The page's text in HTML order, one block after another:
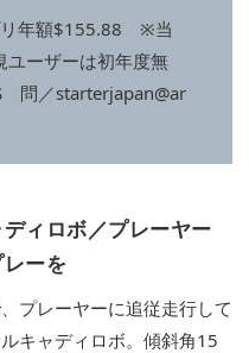
リ年額$155.88 ※当
ーザーは初年度無
問／starterjapan@ar
ィロボ／プレーヤー
ーを
プレーヤーに追従走行して
キャディロボ。傾斜角15